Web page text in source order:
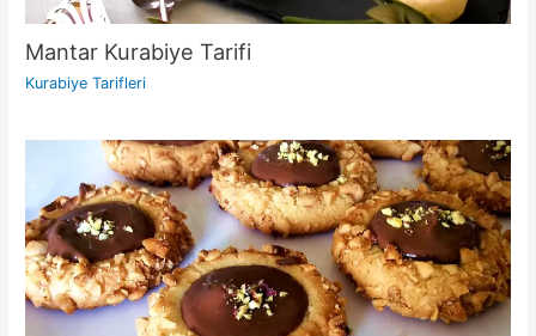
Mantar Kurabiye Tarifi
Kurabiye Tarifleri